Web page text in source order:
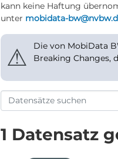
kann keine Haftung
unter mobidata-
⚠
Die von MobiData
Breaking Changes,
1 Datensatz